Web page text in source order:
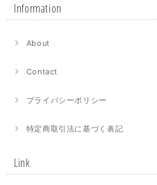
Information
About
Contact
プライバシーポリシー
特定商取引法に基づく表記
Link